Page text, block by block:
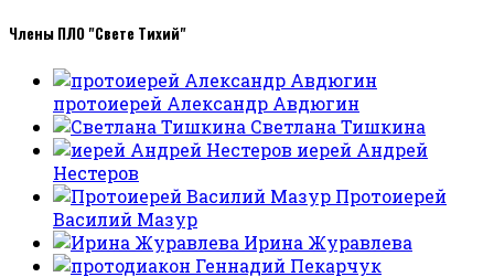
Члены ПЛО "Свете Тихий"
протоиерей Александр Авдюгин
Светлана Тишкина
иерей Андрей
Нестеров
Протоиерей
Василий Мазур
Ирина Журавлева